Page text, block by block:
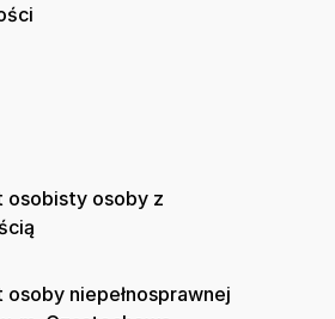
osobisty osoby z
niepełnosprawnej